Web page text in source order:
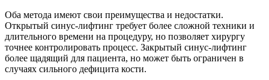
Оба метода имеют свои преимущества и недостатки.
Открытый синус-лифтинг требует более сложной техники и
длительного времени на процедуру, но позволяет хирургу
точнее контролировать процесс. Закрытый синус-лифтинг
более щадящий для пациента, но может быть ограничен в
случаях сильного дефицита кости.